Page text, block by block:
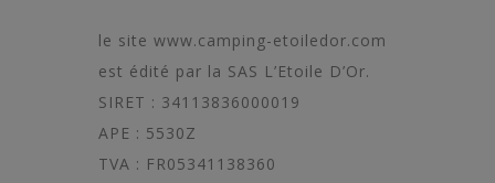
le site www.camping-etoiledor.com
est édité par la SAS L’Etoile D’Or.
SIRET : 34113836000019
APE : 5530Z
TVA : FR05341138360